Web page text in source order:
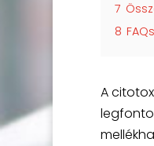
7
8 FAQs
A